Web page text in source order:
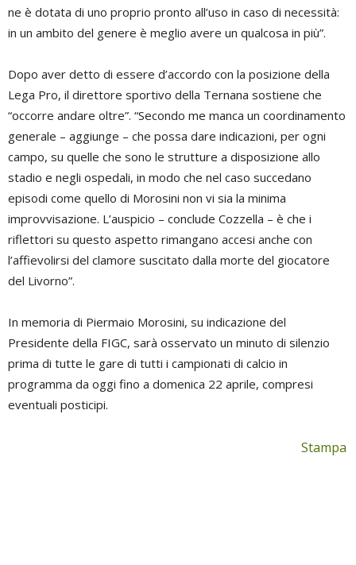
ne è dotata di uno proprio pronto all’uso in caso di necessità:
in un ambito del genere è meglio avere un qualcosa in più”.
Dopo aver detto di essere d’accordo con la posizione della
Lega Pro, il direttore sportivo della Ternana sostiene che
“occorre andare oltre”. “Secondo me manca un coordinamento
generale – aggiunge – che possa dare indicazioni, per ogni
campo, su quelle che sono le strutture a disposizione allo
stadio e negli ospedali, in modo che nel caso succedano
episodi come quello di Morosini non vi sia la minima
improvvisazione. L’auspicio – conclude Cozzella – è che i
riflettori su questo aspetto rimangano accesi anche con
l’affievolirsi del clamore suscitato dalla morte del giocatore
del Livorno”.
In memoria di Piermaio Morosini, su indicazione del
Presidente della FIGC, sarà osservato un minuto di silenzio
prima di tutte le gare di tutti i campionati di calcio in
programma da oggi fino a domenica 22 aprile, compresi
eventuali posticipi.
Stampa